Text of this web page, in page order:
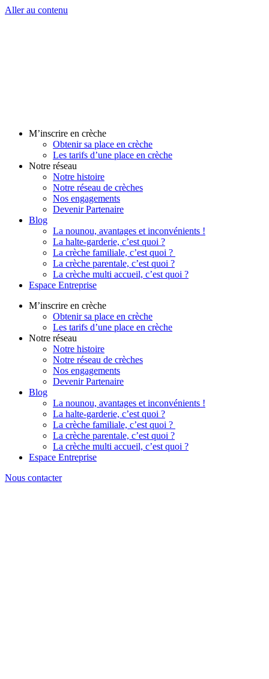
Aller au contenu
M’inscrire en crèche
Obtenir sa place en crèche
Les tarifs d’une place en crèche
Notre réseau
Notre histoire
Notre réseau de crèches
Nos engagements
Devenir Partenaire
Blog
La nounou, avantages et inconvénients !
La halte-garderie, c’est quoi ?
La crèche familiale, c’est quoi ?
La crèche parentale, c’est quoi ?
La crèche multi accueil, c’est quoi ?
Espace Entreprise
M’inscrire en crèche
Obtenir sa place en crèche
Les tarifs d’une place en crèche
Notre réseau
Notre histoire
Notre réseau de crèches
Nos engagements
Devenir Partenaire
Blog
La nounou, avantages et inconvénients !
La halte-garderie, c’est quoi ?
La crèche familiale, c’est quoi ?
La crèche parentale, c’est quoi ?
La crèche multi accueil, c’est quoi ?
Espace Entreprise
Nous contacter